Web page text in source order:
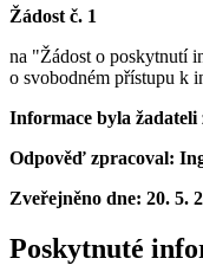
Žádost č. 1
na "Žádost o poskytnutí
o svobodném přístupu k
Informace byla žadateli
Odpověď zpracoval:
Zveřejněno dne: 20. 5.
Poskytnuté